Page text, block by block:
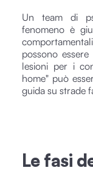
Un team di
fenomeno è
possono
lesioni per i
home" può
guida su strade
Le fasi